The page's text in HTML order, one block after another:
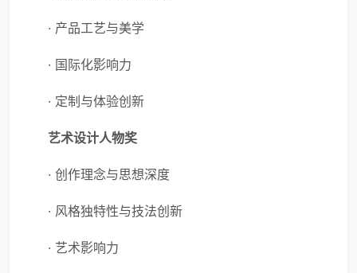
· 产品工艺与美学
· 国际化影响力
· 定制与体验创新
艺术设计人物奖
· 创作理念与思想深度
· 风格独特性与技法创新
· 艺术影响力